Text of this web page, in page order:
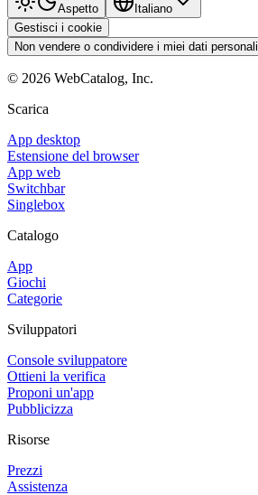
Aspetto
Italiano
Gestisci i cookie
Non vendere o condividere i miei dati personali
© 2026 WebCatalog, Inc.
Scarica
App desktop
Estensione del browser
App web
Switchbar
Singlebox
Catalogo
App
Giochi
Categorie
Sviluppatori
Console sviluppatore
Ottieni la verifica
Proponi un'app
Pubblicizza
Risorse
Prezzi
Assistenza